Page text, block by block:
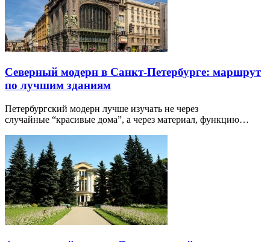
Северный модерн в Санкт-Петербурге: маршрут
по лучшим зданиям
Петербургский модерн лучше изучать не через
случайные “красивые дома”, а через материал, функцию…